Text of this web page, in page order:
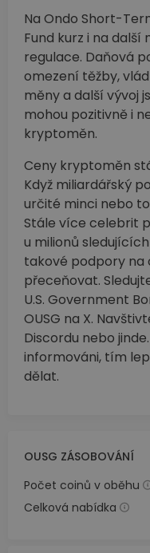
Na Ondo Short-
Fund kurz i na
regulace. Daňová
omezení těžby,
měny a další vývoj
mohou pozitivně i
kryptoměn.
Ceny kryptoměn
Když miliardářský
určité minci nebo
Stále více celebrit
u milionů
takové podpory na
přeceňovat.
U.S. Government
OUSG na X.
Discordu nebo
informováni, tím
dělat.
OUSG ZÁSOBOVÁNÍ
Počet coinů v oběhu
Celková nabídka